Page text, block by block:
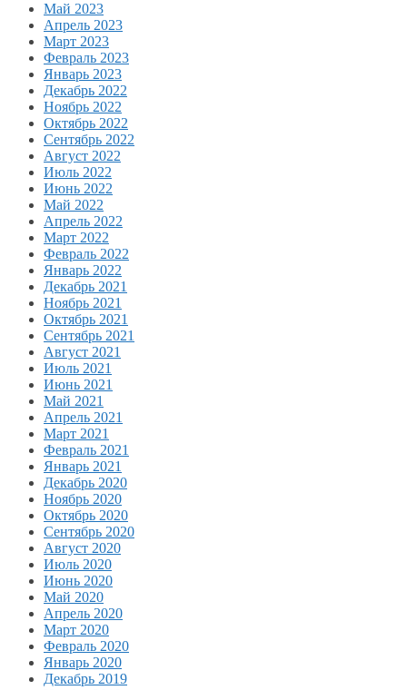
Май 2023
Апрель 2023
Март 2023
Февраль 2023
Январь 2023
Декабрь 2022
Ноябрь 2022
Октябрь 2022
Сентябрь 2022
Август 2022
Июль 2022
Июнь 2022
Май 2022
Апрель 2022
Март 2022
Февраль 2022
Январь 2022
Декабрь 2021
Ноябрь 2021
Октябрь 2021
Сентябрь 2021
Август 2021
Июль 2021
Июнь 2021
Май 2021
Апрель 2021
Март 2021
Февраль 2021
Январь 2021
Декабрь 2020
Ноябрь 2020
Октябрь 2020
Сентябрь 2020
Август 2020
Июль 2020
Июнь 2020
Май 2020
Апрель 2020
Март 2020
Февраль 2020
Январь 2020
Декабрь 2019